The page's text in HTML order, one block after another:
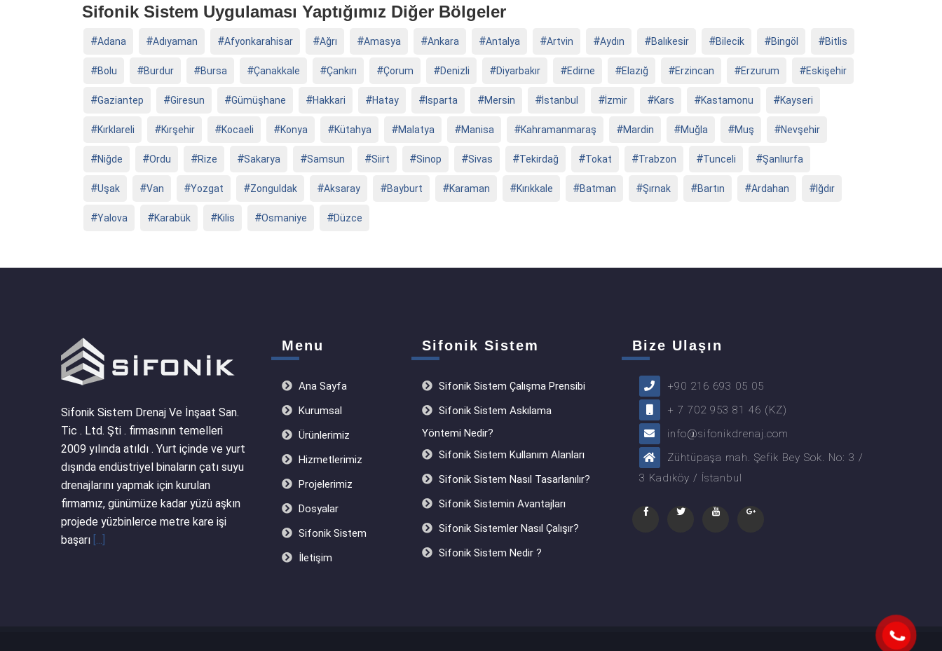
Sifonik Sistem Uygulaması Yaptığımız Diğer Bölgeler
Adana Adıyaman Afyonkarahisar Ağrı Amasya Ankara Antalya Artvin Aydın Balıkesir Bilecik Bingöl Bitlis
Bolu Burdur Bursa Çanakkale Çankırı Çorum Denizli Diyarbakır Edirne Elazığ Erzincan Erzurum Eskişehir
Gaziantep Giresun Gümüşhane Hakkari Hatay Isparta Mersin İstanbul İzmir Kars Kastamonu Kayseri
Kırklareli Kırşehir Kocaeli Konya Kütahya Malatya Manisa Kahramanmaraş Mardin Muğla Muş Nevşehir
Niğde Ordu Rize Sakarya Samsun Siirt Sinop Sivas Tekirdağ Tokat Trabzon Tunceli Şanlıurfa
Uşak Van Yozgat Zonguldak Aksaray Bayburt Karaman Kırıkkale Batman Şırnak Bartın Ardahan Iğdır
Yalova Karabük Kilis Osmaniye Düzce
Sifonik Sistem Drenaj Ve İnşaat San.
Tic . Ltd. Şti . firmasının temelleri
2009 yılında atıldı . Yurt içinde ve yurt
dışında endüstriyel binaların çatı suyu
drenajlarını yapmak için kurulan
firmamız, günümüze kadar yüzü aşkın
projede yüzbinlerce metre kare işi
başarı [...]
Menu
Ana Sayfa
Kurumsal
Ürünlerimiz
Hizmetlerimiz
Projelerimiz
Dosyalar
Sifonik Sistem
İletişim
Sifonik Sistem
Sifonik Sistem Çalışma Prensibi
Sifonik Sistem Askılama
Yöntemi Nedir?
Sifonik Sistem Kullanım Alanları
Sifonik Sistem Nasıl Tasarlanılır?
Sifonik Sistemin Avantajları
Sifonik Sistemler Nasıl Çalışır?
Sifonik Sistem Nedir ?
Bize Ulaşın
+90 216 693 05 05
+ 7 702 953 81 46 (KZ)
info@sifonikdrenaj.com
Zühtüpaşa mah. Şefik Bey Sok. No: 3 /
3 Kadıköy / İstanbul